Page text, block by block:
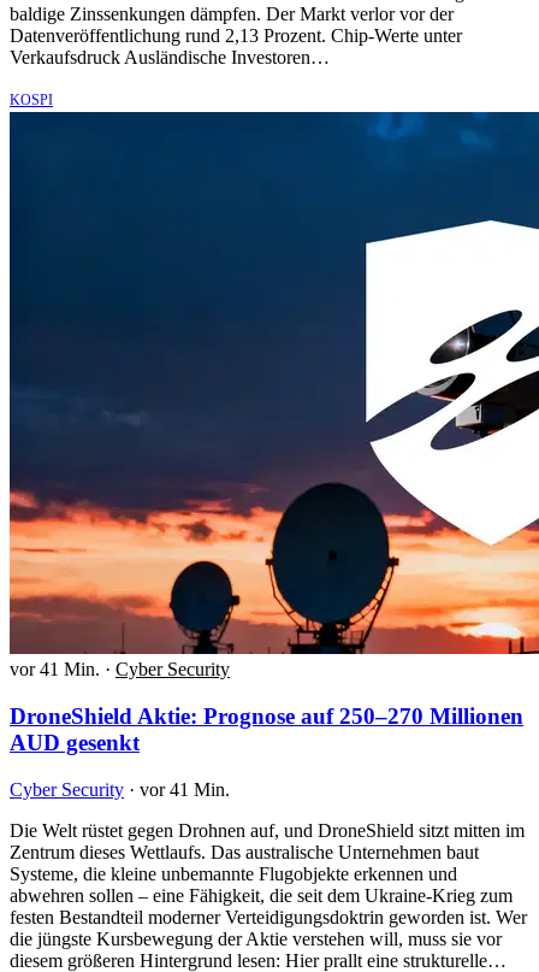
baldige Zinssenkungen dämpfen. Der Markt verlor vor der
Datenveröffentlichung rund 2,13 Prozent. Chip-Werte unter
Verkaufsdruck Ausländische Investoren…
KOSPI
vor 41 Min. · Cyber Security
DroneShield Aktie: Prognose auf 250–270 Millionen
AUD gesenkt
Cyber Security · vor 41 Min.
Die Welt rüstet gegen Drohnen auf, und DroneShield sitzt mitten im
Zentrum dieses Wettlaufs. Das australische Unternehmen baut
Systeme, die kleine unbemannte Flugobjekte erkennen und
abwehren sollen – eine Fähigkeit, die seit dem Ukraine-Krieg zum
festen Bestandteil moderner Verteidigungsdoktrin geworden ist. Wer
die jüngste Kursbewegung der Aktie verstehen will, muss sie vor
diesem größeren Hintergrund lesen: Hier prallt eine strukturelle…